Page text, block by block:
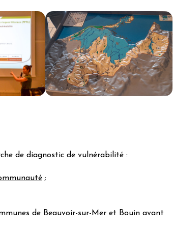
de diagnostic de vulnérabilité :
;
de Beauvoir-sur-Mer et Bouin avant